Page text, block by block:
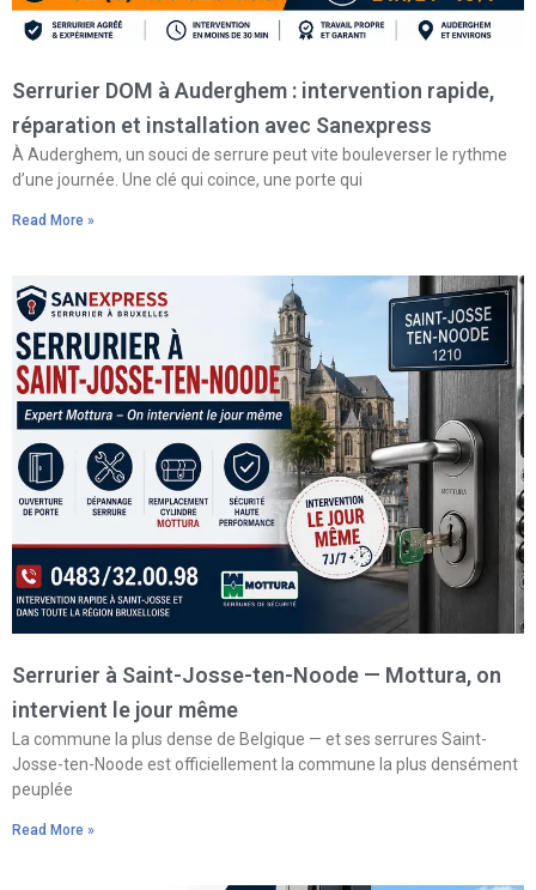
Serrurier DOM à Auderghem : intervention rapide,
réparation et installation avec Sanexpress
À Auderghem, un souci de serrure peut vite bouleverser le rythme
d’une journée. Une clé qui coince, une porte qui
Read More »
Serrurier à Saint-Josse-ten-Noode — Mottura, on
intervient le jour même
La commune la plus dense de Belgique — et ses serrures Saint-
Josse-ten-Noode est officiellement la commune la plus densément
peuplée
Read More »